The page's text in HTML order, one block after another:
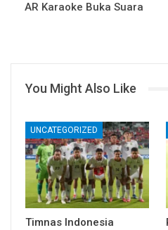
AR Karaoke Buka Suara
You Might Also Like
UNCATEGORIZED
Timnas Indonesia